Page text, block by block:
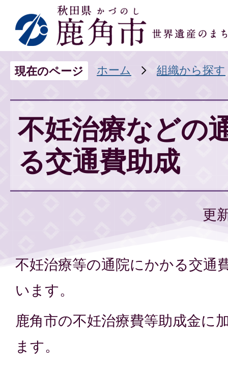
現在のページ ホーム 組織から探す
不妊治療などの
る交通費助成
更
不妊治療等の通院にかかる交通
います。
鹿角市の不妊治療費等助成金に
ます。